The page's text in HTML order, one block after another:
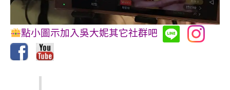
點小圖示加入吳大妮其它社群吧